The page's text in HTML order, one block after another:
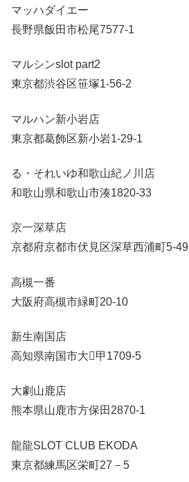
マッハダイエー
長野県飯田市松尾7577-1
マルシンslot part2
東京都渋谷区笹塚1-56-2
マルハン新小岩店
東京都葛飾区新小岩1-29-1
る・それいゆ和歌山紀ノ川店
和歌山県和歌山市湊1820-33
京一深草店
京都府京都市伏見区深草西浦町5-49
高槻一番
大阪府高槻市緑町20-10
新生南国店
高知県南国市大甲1709-5
大劇山鹿店
熊本県山鹿市方保田2870-1
龍龍SLOT CLUB EKODA
東京都練馬区栄町27－5